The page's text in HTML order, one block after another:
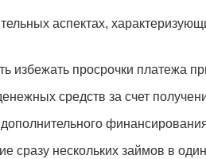
аспектах,
избежать просрочки платежа
средств за счет
сразу нескольких займов в